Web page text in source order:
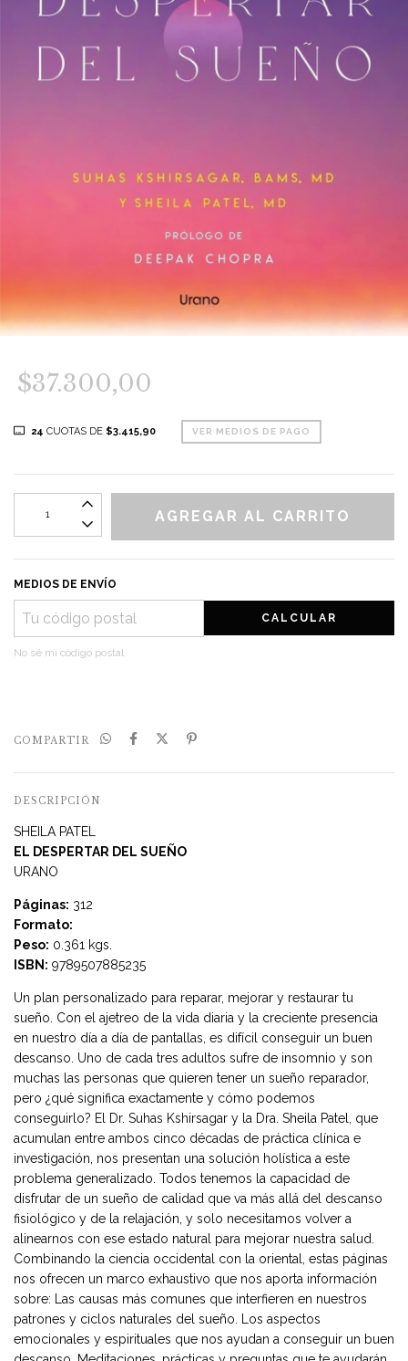
$37.300,00
24 CUOTAS DE$3.415,90 VER MEDIOS DE PAGO
MEDIOS DE ENVÍO
CALCULAR
No sé mi código postal
COMPARTIR
DESCRIPCIÓN
SHEILA PATEL
EL DESPERTAR DEL SUEÑO
URANO
Páginas: 312
Formato:
Peso: 0.361 kgs.
ISBN: 9789507885235
Un plan personalizado para reparar, mejorar y restaurar tu
sueño. Con el ajetreo de la vida diaria y la creciente presencia
en nuestro día a día de pantallas, es difícil conseguir un buen
descanso. Uno de cada tres adultos sufre de insomnio y son
muchas las personas que quieren tener un sueño reparador,
pero ¿qué significa exactamente y cómo podemos
conseguirlo? El Dr. Suhas Kshirsagar y la Dra. Sheila Patel, que
acumulan entre ambos cinco décadas de práctica clínica e
investigación, nos presentan una solución holística a este
problema generalizado. Todos tenemos la capacidad de
disfrutar de un sueño de calidad que va más allá del descanso
fisiológico y de la relajación, y solo necesitamos volver a
alinearnos con ese estado natural para mejorar nuestra salud.
Combinando la ciencia occidental con la oriental, estas páginas
nos ofrecen un marco exhaustivo que nos aporta información
sobre: Las causas más comunes que interfieren en nuestros
patrones y ciclos naturales del sueño. Los aspectos
emocionales y espirituales que nos ayudan a conseguir un buen